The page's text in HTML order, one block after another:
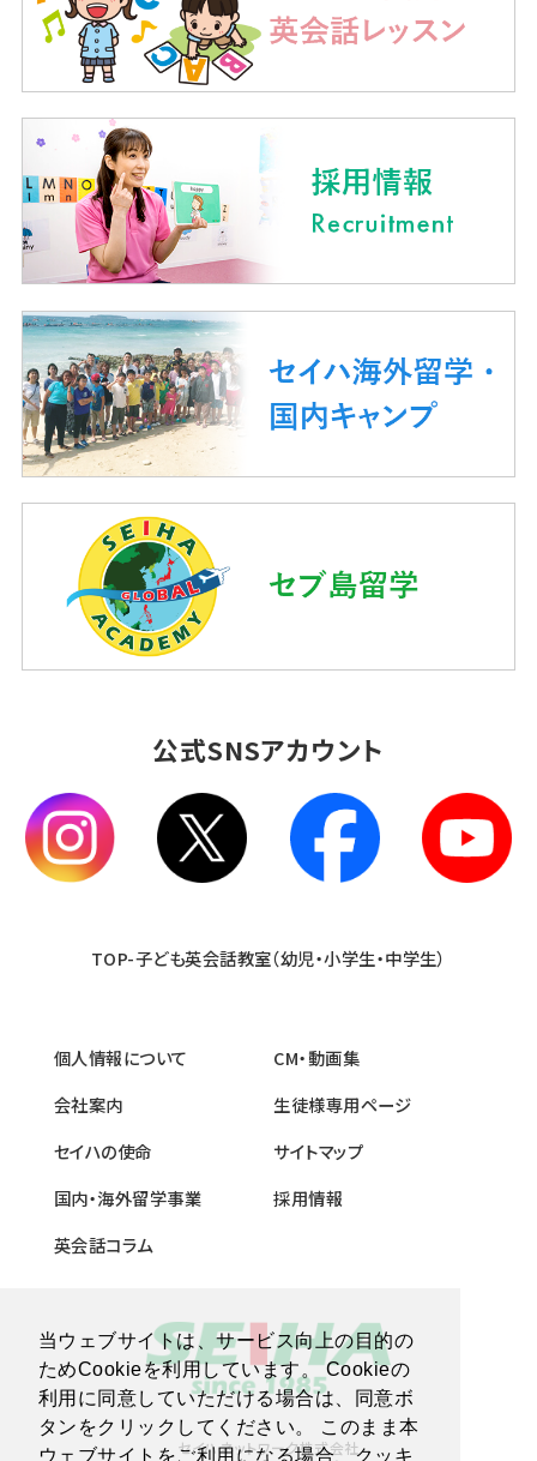
当ウェブサイトは、サービス向上の目的の
ためCookieを利用しています。 Cookieの
利用に同意していただける場合は、同意ボ
タンをクリックしてください。 このまま本
ウェブサイトをご利用になる場合、クッキ
公式SNSアカウント
TOP-子ども英会話教室（幼児・小学生・中学生）
個人情報について
会社案内
セイハの使命
国内・海外留学事業
英会話コラム
CM・動画集
生徒様専用ページ
サイトマップ
採用情報
セイハネットワーク株式会社